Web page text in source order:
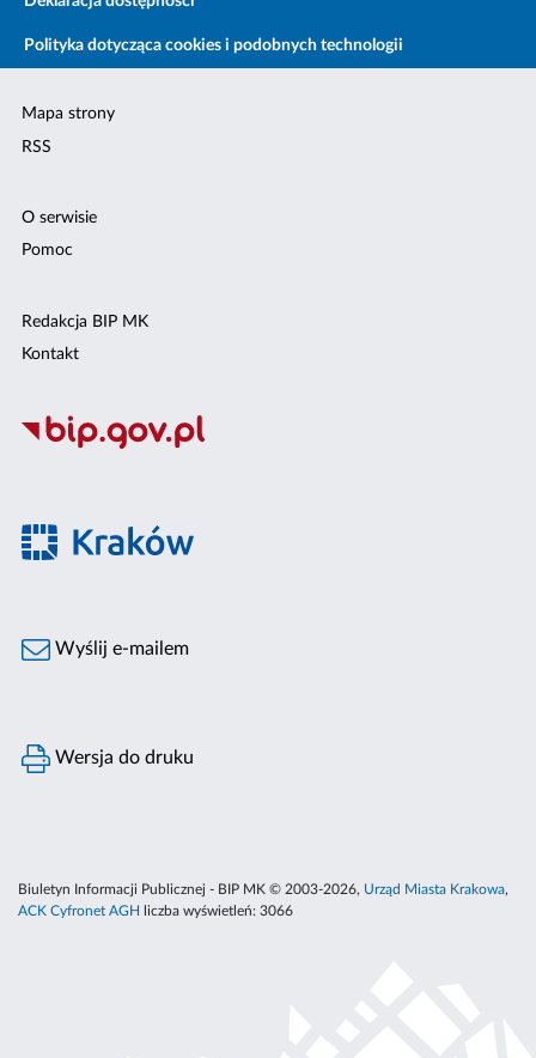
Polityka dotycząca cookies i podobnych technologii
Mapa strony
RSS
O serwisie
Pomoc
Redakcja BIP MK
Kontakt
Wyślij e-mailem
Wersja do druku
Biuletyn Informacji Publicznej - BIP MK © 2003-2026, Urząd Miasta Krakowa,
ACK Cyfronet AGH
liczba wyświetleń: 3066